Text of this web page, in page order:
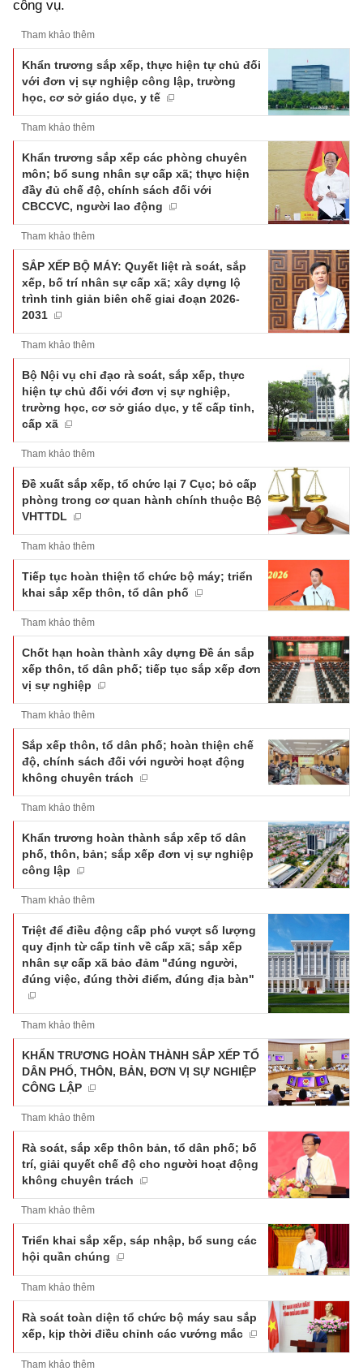
công vụ.
Tham khảo thêm
Khẩn trương sắp xếp, thực hiện tự chủ đối
với đơn vị sự nghiệp công lập, trường
học, cơ sở giáo dục, y tế
Tham khảo thêm
Khẩn trương sắp xếp các phòng chuyên
môn; bổ sung nhân sự cấp xã; thực hiện
đầy đủ chế độ, chính sách đối với
CBCCVC, người lao động
Tham khảo thêm
SẮP XẾP BỘ MÁY: Quyết liệt rà soát, sắp
xếp, bố trí nhân sự cấp xã; xây dựng lộ
trình tinh giản biên chế giai đoạn 2026-
2031
Tham khảo thêm
Bộ Nội vụ chỉ đạo rà soát, sắp xếp, thực
hiện tự chủ đối với đơn vị sự nghiệp,
trường học, cơ sở giáo dục, y tế cấp tỉnh,
cấp xã
Tham khảo thêm
Đề xuất sắp xếp, tổ chức lại 7 Cục; bỏ cấp
phòng trong cơ quan hành chính thuộc Bộ
VHTTDL
Tham khảo thêm
Tiếp tục hoàn thiện tổ chức bộ máy; triển
khai sắp xếp thôn, tổ dân phố
Tham khảo thêm
Chốt hạn hoàn thành xây dựng Đề án sắp
xếp thôn, tổ dân phố; tiếp tục sắp xếp đơn
vị sự nghiệp
Tham khảo thêm
Sắp xếp thôn, tổ dân phố; hoàn thiện chế
độ, chính sách đối với người hoạt động
không chuyên trách
Tham khảo thêm
Khẩn trương hoàn thành sắp xếp tổ dân
phố, thôn, bản; sắp xếp đơn vị sự nghiệp
công lập
Tham khảo thêm
Triệt để điều động cấp phó vượt số lượng
quy định từ cấp tỉnh về cấp xã; sắp xếp
nhân sự cấp xã bảo đảm "đúng người,
đúng việc, đúng thời điểm, đúng địa bàn"
Tham khảo thêm
KHẨN TRƯƠNG HOÀN THÀNH SẮP XẾP TỔ
DÂN PHỐ, THÔN, BẢN, ĐƠN VỊ SỰ NGHIỆP
CÔNG LẬP
Tham khảo thêm
Rà soát, sắp xếp thôn bản, tổ dân phố; bố
trí, giải quyết chế độ cho người hoạt động
không chuyên trách
Tham khảo thêm
Triển khai sắp xếp, sáp nhập, bổ sung các
hội quần chúng
Tham khảo thêm
Rà soát toàn diện tổ chức bộ máy sau sắp
xếp, kịp thời điều chỉnh các vướng mắc
Tham khảo thêm